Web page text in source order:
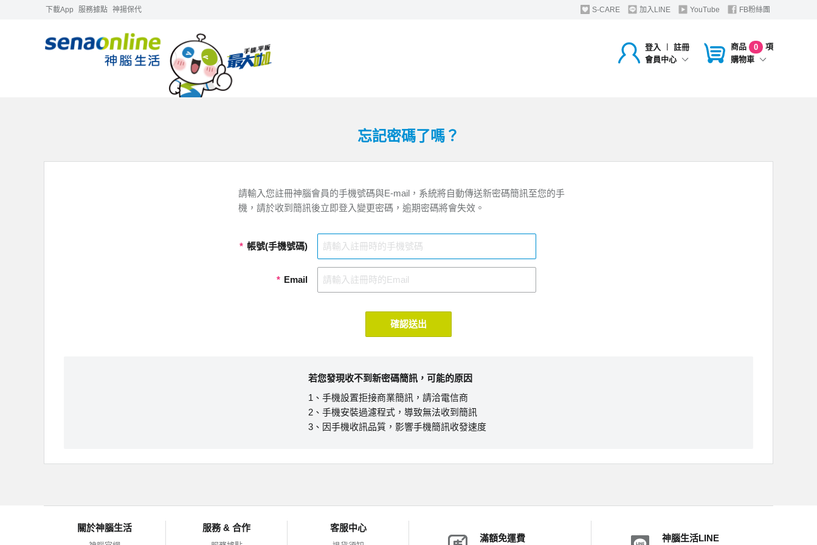
下載App 服務據點 神揚保代 S-CARE 加入LINE YouTube FB粉絲團
登入 ︱
註冊
會員中心
商品 0
項
購物車
忘記密碼了嗎？
請輸入您註冊神腦會員的手機號碼與E-mail，系統將自動傳送新密碼簡訊至您的手
機，請於收到簡訊後立即登入變更密碼，逾期密碼將會失效。
* 帳號(手機號碼)
* Email
確認送出
若您發現收不到新密碼簡訊，可能的原因
1、手機設置拒接商業簡訊，請洽電信商
2、手機安裝過濾程式，導致無法收到簡訊
3、因手機收訊品質，影響手機簡訊收發速度
關於神腦生活 服務 & 合作 客服中心
滿額免運費 神腦生活LINE